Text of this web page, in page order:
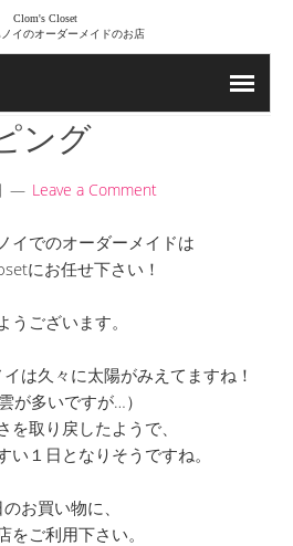
Clom's Closet
イのオーダーメイドのお店
ング
Leave a Comment
イでのオーダーメイドは
にお任せ下さい！
うございます。
は久々に太陽がみえてますね！
が多いですが…）
を取り戻したようで、
い１日となりそうですね。
お買い物に、
をご利用下さい。